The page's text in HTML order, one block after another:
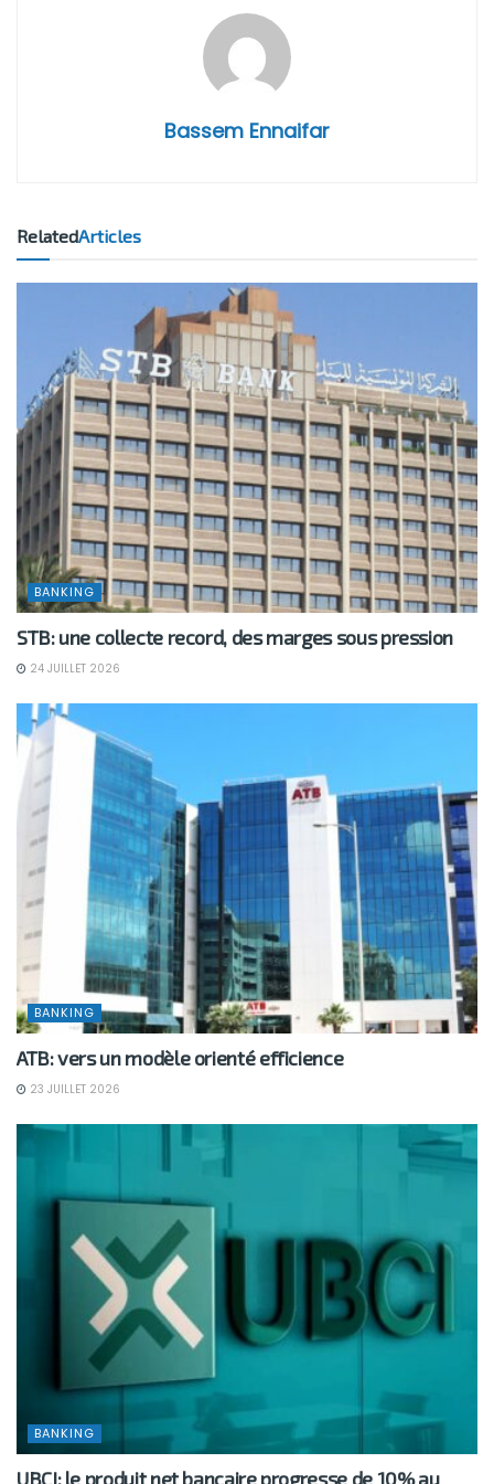
Bassem Ennaifar
RelatedArticles
BANKING
STB: une collecte record, des marges sous pression
24 JUILLET 2026
BANKING
ATB: vers un modèle orienté efficience
23 JUILLET 2026
BANKING
UBCI: le produit net bancaire progresse de 10% au